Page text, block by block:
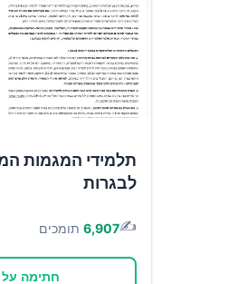
תלמידי המגמות
לבגרות
✍️
6,907 תומכים
חתימה